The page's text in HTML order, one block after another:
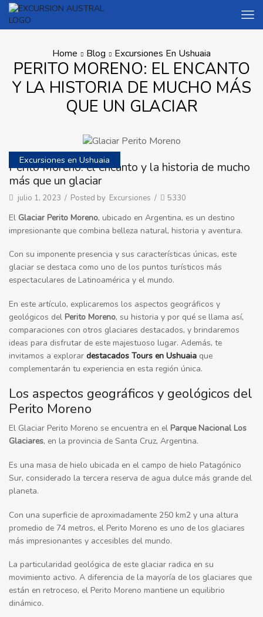
Home Blog Excursiones En Ushuaia
PERITO MORENO: EL ENCANTO
Y LA HISTORIA DE MUCHO MÁS
QUE UN GLACIAR
Excursiones en Ushuaia
Perito Moreno: el encanto y la historia de mucho
más que un glaciar
julio 1, 2023 / Posted by Excursiones / 5330
El Glaciar Perito Moreno, ubicado en Argentina, es un destino
impresionante que combina belleza natural, historia y aventura.
Con su imponente presencia y sus características únicas, este
glaciar se destaca como uno de los puntos turísticos más
espectaculares de Latinoamérica y el mundo.
En este artículo, explicaremos los aspectos geográficos y
geológicos del Perito Moreno, su historia y por qué se llama así,
comparaciones con otros glaciares destacados, y brindaremos
ideas para disfrutar de este majestuoso lugar. Además, te
invitamos a explorar destacados Tours en Ushuaia que
complementarán tu experiencia en esta región única.
Los aspectos geográficos y geológicos del
Perito Moreno
El Glaciar Perito Moreno se encuentra en el Parque Nacional Los
Glaciares, en la provincia de Santa Cruz, Argentina.
Es una masa de hielo ubicada en el campo de hielo Patagónico
Sur, considerado la tercera reserva de agua dulce más grande del
planeta.
Con una superficie de aproximadamente 250 km2 y una altura
promedio de 74 metros, el Perito Moreno es uno de los glaciares
más impresionantes y accesibles del mundo.
La particularidad geológica de este glaciar radica en su
movimiento activo. A diferencia de la mayoría de los glaciares que
están en retroceso, el Perito Moreno mantiene un equilibrio
dinámico.